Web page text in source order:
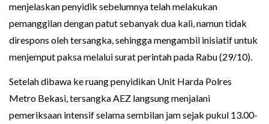
menjelaskan penyidik sebelumnya telah melakukan
pemanggilan dengan patut sebanyak dua kali, namun tidak
direspons oleh tersangka, sehingga mengambil inisiatif untuk
menjemput paksa melalui surat perintah pada Rabu (29/10).
Setelah dibawa ke ruang penyidikan Unit Harda Polres
Metro Bekasi, tersangka AEZ langsung menjalani
pemeriksaan intensif selama sembilan jam sejak pukul 13.00-